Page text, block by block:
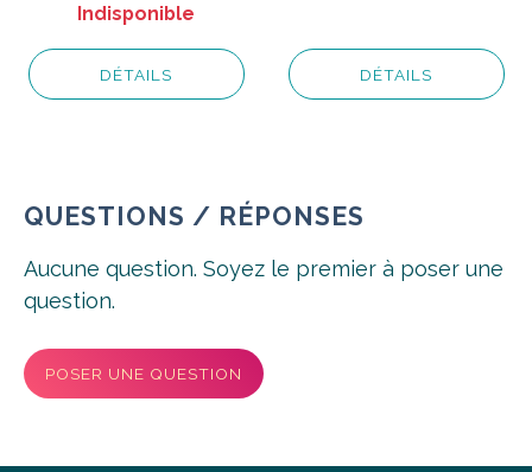
Indisponible
DÉTAILS DÉTAILS
QUESTIONS / RÉPONSES
Aucune question. Soyez le premier à poser une
question.
POSER UNE QUESTION